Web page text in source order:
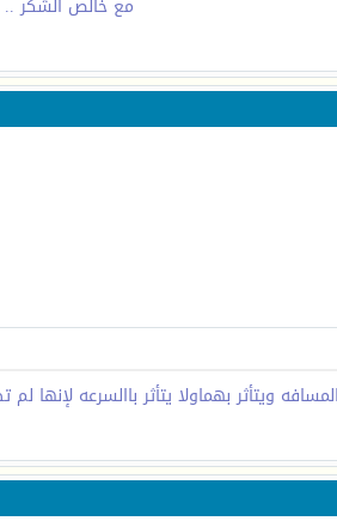
مع خالص الشكر ..
ويتأثر بهماولا يتأثر باالسرعه